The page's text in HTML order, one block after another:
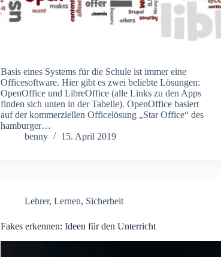
Basis eines Systems für die Schule ist immer eine
Officesoftware. Hier gibt es zwei beliebte Lösungen:
OpenOffice und LibreOffice (alle Links zu den Apps
finden sich unten in der Tabelle). OpenOffice basiert
auf der kommerziellen Officelösung „Star Office“ des
hamburger…
benny
15. April 2019
Lehrer,Lernen, Sicherheit
Fakes erkennen: Ideen für den Unterricht